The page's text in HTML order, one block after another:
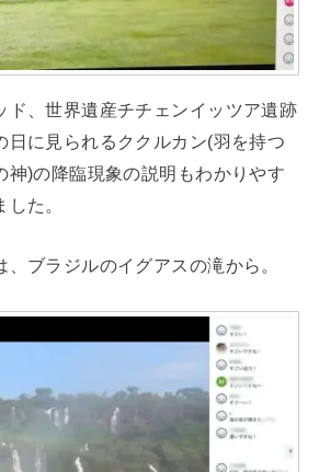
ド、世界遺産チチェンイッツア遺跡
日に見られるククルカン(羽を持つ
神)の降臨現象の説明もわかりやす
た。
ブラジルのイグアスの滝から。